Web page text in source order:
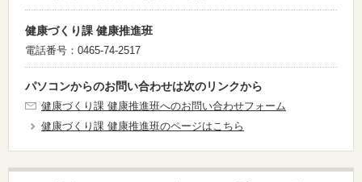
健康づくり課 健康推進班
電話番号：0465-74-2517
パソコンからのお問い合わせは次のリンクから
健康づくり課 健康推進班へのお問い合わせフォーム
健康づくり課 健康推進班のページはこちら